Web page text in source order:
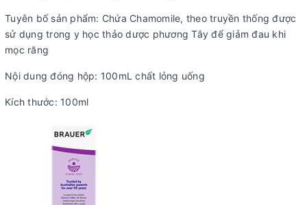
Tuyên bố sản phẩm: Chứa Chamomile, theo truyền thống được
sử dụng trong y học thảo dược phương Tây để giảm đau khi
mọc răng
Nội dung đóng hộp: 100mL chất lỏng uống
Kích thước: 100ml